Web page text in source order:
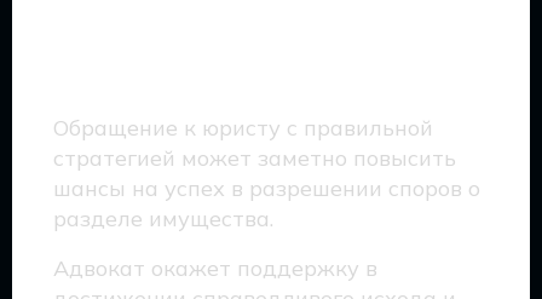
Обращение к юристу с правильной
стратегией может заметно повысить
шансы на успех в разрешении споров о
разделе имущества.
Адвокат окажет поддержку в